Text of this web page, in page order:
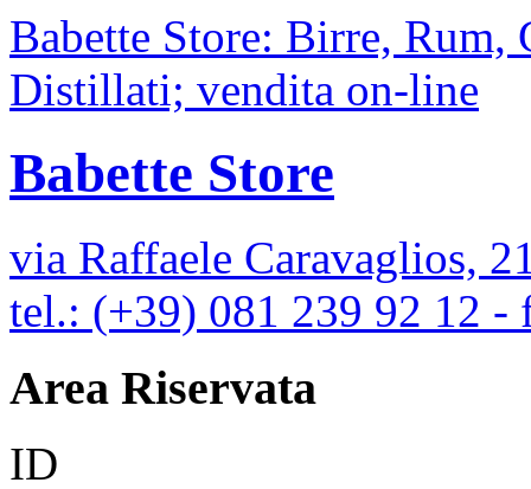
Babette Store: Birre,
Distillati; vendita on-line
Babette Store
via Raffaele Caravaglios,
tel.: (+39) 081 239 92 12 -
Area Riservata
ID